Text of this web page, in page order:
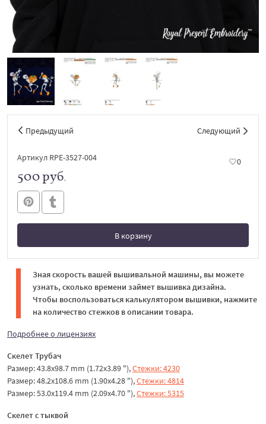
Предыдущий Следующий
Артикул RPE-3527-004 0
500 руб.
В корзину
В корзине
Зная скорость вашей вышивальной машины, вы можете
узнать, сколько времени займет вышивка дизайна.
Чтобы воспользоваться калькулятором вышивки, нажмите
на количество стежков в описании товара.
Подробнее о лицензиях
Скелет Трубач
Размер: 43.8x98.7 mm (1.72x3.89 "),Стежки: 4230
Размер: 48.2x108.6 mm (1.90x4.28 "),Стежки: 4814
Размер: 53.0x119.4 mm (2.09x4.70 "),Стежки: 5315
Скелет с тыквой